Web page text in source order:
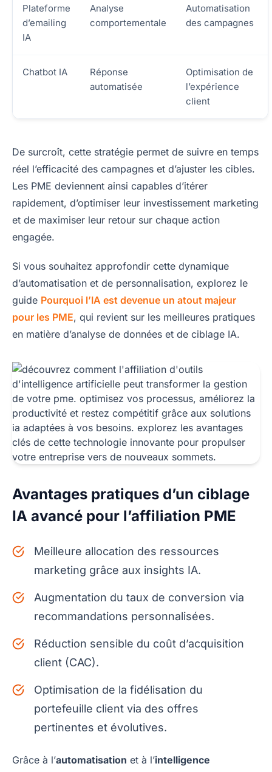
Plateforme
d’emailing
IA
Analyse
comportementale
Automatisation
des campagnes
Chatbot IA
Réponse
automatisée
Optimisation de
l’expérience
client
De surcroît, cette stratégie permet de suivre en temps
réel l’efficacité des campagnes et d’ajuster les cibles.
Les PME deviennent ainsi capables d’itérer
rapidement, d’optimiser leur investissement marketing
et de maximiser leur retour sur chaque action
engagée.
Si vous souhaitez approfondir cette dynamique
d’automatisation et de personnalisation, explorez le
guide Pourquoi l’IA est devenue un atout majeur
pour les PME, qui revient sur les meilleures pratiques
en matière d’analyse de données et de ciblage IA.
Avantages pratiques d’un ciblage
IA avancé pour l’affiliation PME
Meilleure allocation des ressources
marketing grâce aux insights IA.
Augmentation du taux de conversion via
recommandations personnalisées.
Réduction sensible du coût d’acquisition
client (CAC).
Optimisation de la fidélisation du
portefeuille client via des offres
pertinentes et évolutives.
Grâce à l’automatisation et à l’intelligence